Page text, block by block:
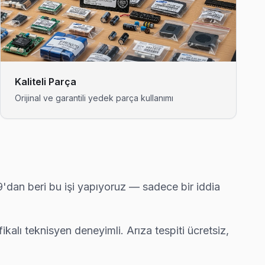
çalışıyor.
çıkarsa ücretsiz ikinci ziyaret.
gelerek fabrika reset ve yeniden yükleme yapıyor.
Kaliteli Parça
Orijinal ve garantili yedek parça kullanımı
beri bu işi yapıyoruz — sadece bir iddia
teknisyen deneyimli. Arıza tespiti ücretsiz,